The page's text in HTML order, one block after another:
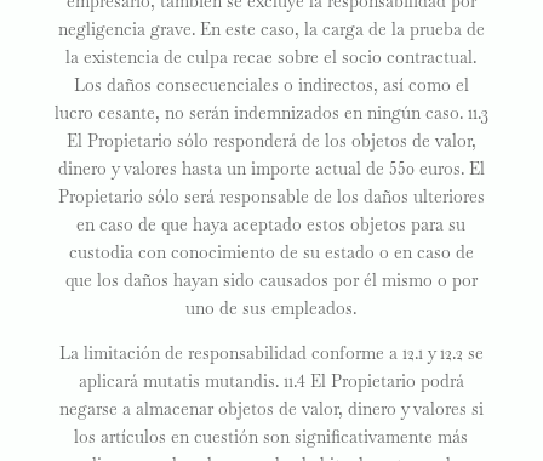
negligencia grave. En este caso, la carga de la prueba de
la existencia de culpa recae sobre el socio contractual.
Los daños consecuenciales o indirectos, así como el
lucro cesante, no serán indemnizados en ningún caso. 11.3
El Propietario sólo responderá de los objetos de valor,
dinero y valores hasta un importe actual de 550 euros. El
Propietario sólo será responsable de los daños ulteriores
en caso de que haya aceptado estos objetos para su
custodia con conocimiento de su estado o en caso de
que los daños hayan sido causados por él mismo o por
uno de sus empleados.
La limitación de responsabilidad conforme a 12.1 y 12.2 se
aplicará mutatis mutandis. 11.4 El Propietario podrá
negarse a almacenar objetos de valor, dinero y valores si
los artículos en cuestión son significativamente más